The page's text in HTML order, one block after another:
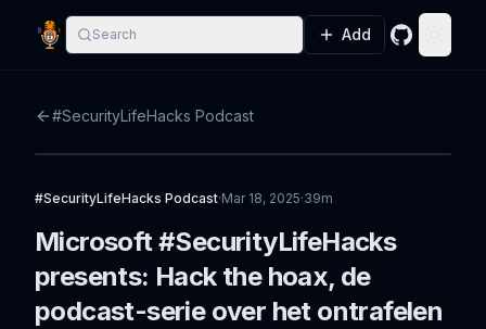
Search Add GitHub
#SecurityLifeHacks Podcast
#SecurityLifeHacks Podcast·Mar 18, 2025·39m
Microsoft #SecurityLifeHacks
presents: Hack the hoax, de
podcast-serie over het ontrafelen